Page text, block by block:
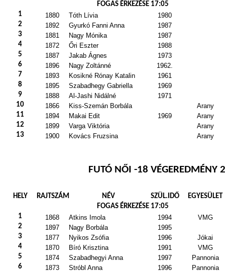
FOGAS ÉRKEZÉSE 17:05
1
1880 Tóth Lívia
1980
2
1892 Gyurkó Fanni Anna
1987
3
1881 Nagy Mónika
1987
4
1872 Őri Eszter
1988
5
1887 Jakab Ágnes
1973
6
1896 Nagy Zoltánné
1962.
7
1893 Kosikné Rónay Katalin
1961
8
1895 Szabadhegy Gabriella
1969
9
1888 Al-Jashi Nidálné
1971
10
1866 Kiss-Szemán Borbála
Arany
11
1894 Makai Edit 1969
Arany
12
1899 Varga Viktória
Arany
13
1900 Kovács Fruzsina Arany
FUTÓ NŐI -18 VÉGEREDMÉNY
HELY RAJTSZÁM NÉV SZÜL.IDŐ
EGYESÜLET
FOGAS ÉRKEZÉSE 17:05
1
1868 Atkins Imola 1994
VMG
2
1897 Nagy Borbála
1995
3
1877 Nyikos Zsófia 1996
Jókai
4
1870 Bíró Krisztina 1991
VMG
5
1874 Szabadhegyi Anna 1997
Pannonia
6
1873 Stróbl Anna 1996
Pannonia